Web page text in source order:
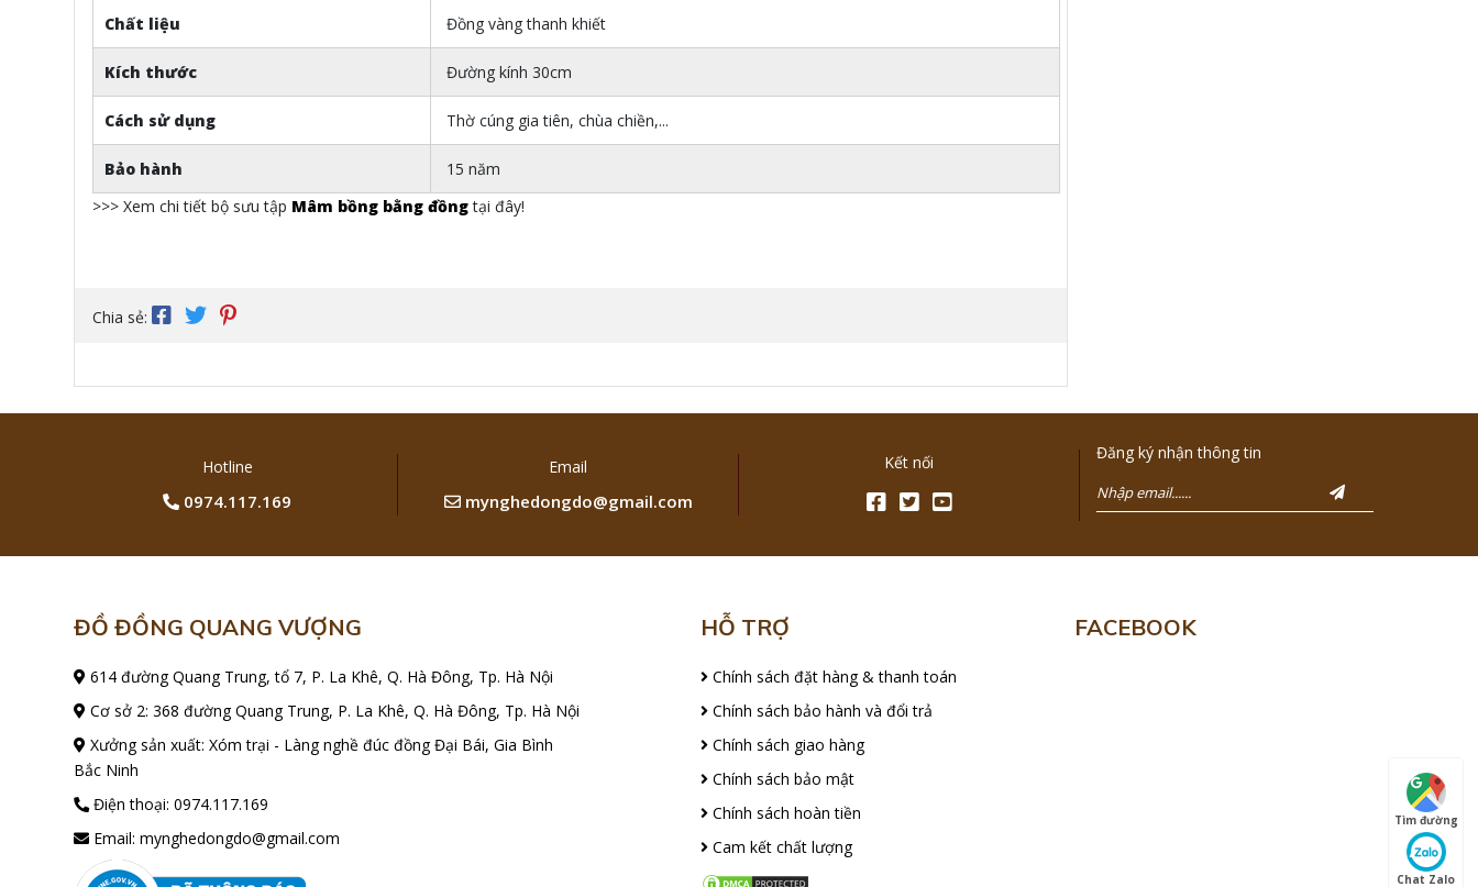
Chất liệu Đồng vàng thanh khiết
Kích thước Đường kính 30cm
Cách sử dụng Thờ cúng gia tiên, chùa chiền,...
Bảo hành
15 năm
>>> Xem chi tiết bộ sưu tập Mâm bồng bằng đồngtại đây!
Chia sẻ:
Hotline
0974.117.169
Email
mynghedongdo@gmail.com
Kết nối Đăng ký nhận thông tin
ĐỒ ĐỒNG QUANG VƯỢNG
614 đường Quang Trung, tổ 7, P. La Khê, Q. Hà Đông, Tp. Hà Nội
Cơ sở 2: 368 đường Quang Trung, P. La Khê, Q. Hà Đông, Tp. Hà Nội
Xưởng sản xuất: Xóm trại - Làng nghề đúc đồng Đại Bái, Gia Bình
Bắc Ninh
Điện thoại: 0974.117.169
Email: mynghedongdo@gmail.com
HỖ TRỢ
Chính sách đặt hàng & thanh toán
Chính sách bảo hành và đổi trả
Chính sách giao hàng
Chính sách bảo mật
Chính sách hoàn tiền
Cam kết chất lượng
FACEBOOK
Tìm đường
Chat Zalo